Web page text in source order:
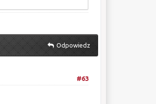
Odpowiedz
#63